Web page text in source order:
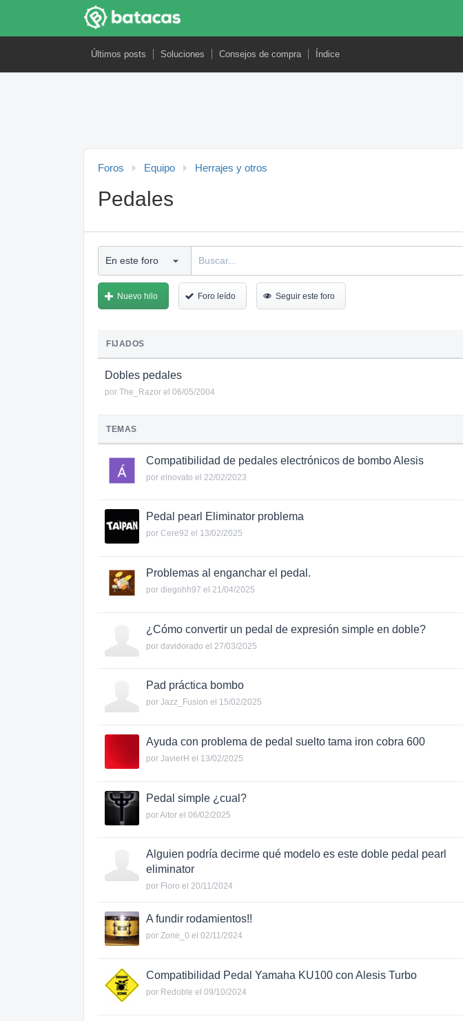
Últimos posts Soluciones Consejos de compra Índice
Foros Equipo Herrajes y otros
Pedales
Nuevo hilo Foro leído Seguir este foro
FIJADOS
Dobles pedales
por The_Razor el 06/05/2004
TEMAS
Compatibilidad de pedales electrónicos de bombo Alesis
por elnovato el 22/02/2023
Pedal pearl Eliminator problema
por Cere92 el 13/02/2025
Problemas al enganchar el pedal.
por diegohh97 el 21/04/2025
¿Cómo convertir un pedal de expresión simple en doble?
por davidorado el 27/03/2025
Pad práctica bombo
por Jazz_Fusion el 15/02/2025
Ayuda con problema de pedal suelto tama iron cobra 600
por JavierH el 13/02/2025
Pedal simple ¿cual?
porAitor el 06/02/2025
Alguien podría decirme qué modelo es este doble pedal pearl
eliminator
por Floro el 20/11/2024
A fundir rodamientos!!
por Zone_0 el 02/11/2024
Compatibilidad Pedal Yamaha KU100 con Alesis Turbo
por Redoble el 09/10/2024